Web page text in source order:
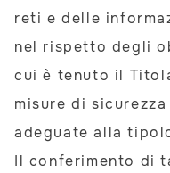
reti e delle
nel rispetto degli
cui è tenuto il
misure di
adeguate alla
Il conferimento di